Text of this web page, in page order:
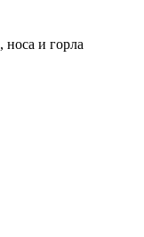
носа и горла